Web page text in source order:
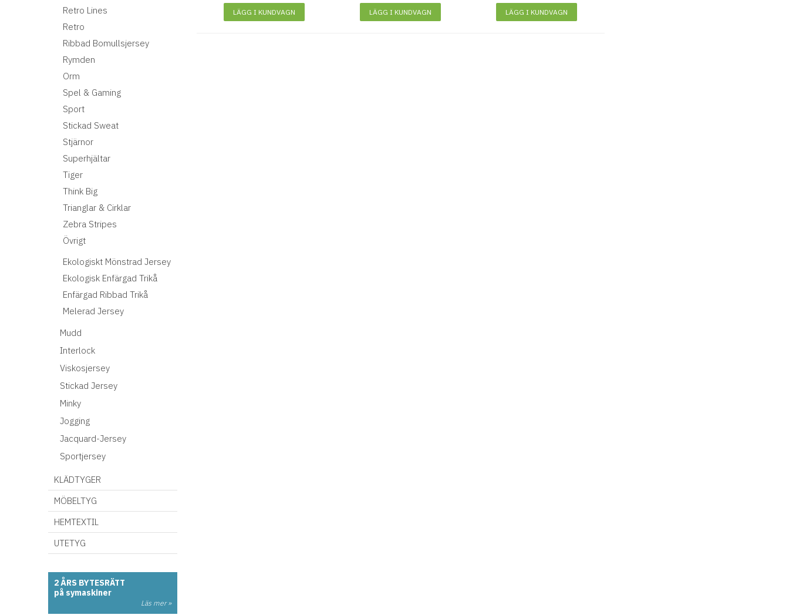
Retro Lines
Retro
Ribbad Bomullsjersey
Rymden
Orm
Spel & Gaming
Sport
Stickad Sweat
Stjärnor
Superhjältar
Tiger
Think Big
Trianglar & Cirklar
Zebra Stripes
Övrigt
Ekologiskt Mönstrad Jersey
Ekologisk Enfärgad Trikå
Enfärgad Ribbad Trikå
Melerad Jersey
Mudd
Interlock
Viskosjersey
Stickad Jersey
Minky
Jogging
Jacquard-Jersey
Sportjersey
KLÄDTYGER
MÖBELTYG
HEMTEXTIL
UTETYG
2 ÅRS BYTESRÄTT
på symaskiner
Läs mer »
LÄGG I KUNDVAGN LÄGG I KUNDVAGN LÄGG I KUNDVAGN